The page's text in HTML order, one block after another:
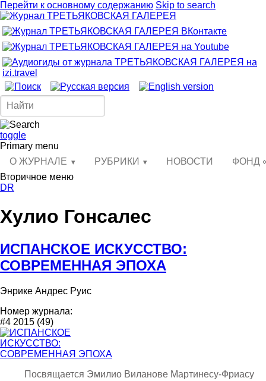
Перейти к основному содержанию Skip to search
toggle
Primary menu
О ЖУРНАЛЕ
РУБРИКИ НОВОСТИ
ФОНД
Вторичное меню
DR
Хулио Гонсалес
ИСПАНСКОЕ ИСКУССТВО:
СОВРЕМЕННАЯ ЭПОХА
Энрике Андрес Руис
Номер журнала:
#4 2015 (49)
Посвящается Эмилио Виланове Мартинесу-Фриасу